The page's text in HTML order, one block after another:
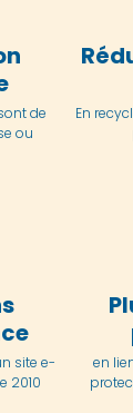
de
ou
En
site e-
2010
en